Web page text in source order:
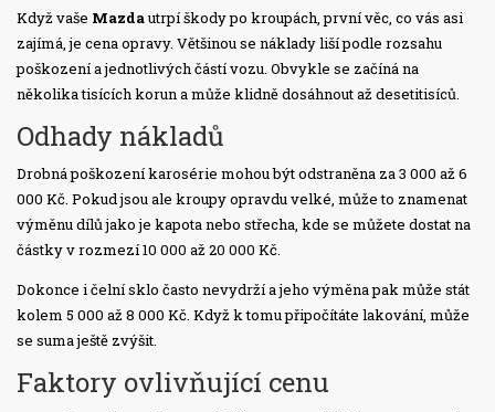
Když vaše Mazdautrpí škody po kroupách, první věc, co vás asi
zajímá, je cena opravy. Většinou se náklady liší podle rozsahu
poškození a jednotlivých částí vozu. Obvykle se začíná na
několika tisících korun a může klidně dosáhnout až desetitisíců.
Odhady nákladů
Drobná poškození karosérie mohou být odstraněna za 3 000 až 6
000 Kč. Pokud jsou ale kroupy opravdu velké, může to znamenat
výměnu dílů jako je kapota nebo střecha, kde se můžete dostat na
částky v rozmezí 10 000 až 20 000 Kč.
Dokonce i čelní sklo často nevydrží a jeho výměna pak může stát
kolem 5 000 až 8 000 Kč. Když k tomu připočítáte lakování, může
se suma ještě zvýšit.
Faktory ovlivňující cenu